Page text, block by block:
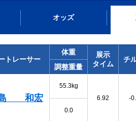
オッズ
トレーサー
体重
展示
タイム
チ
調整重量
和宏
55.3kg
6.92
-
0.0